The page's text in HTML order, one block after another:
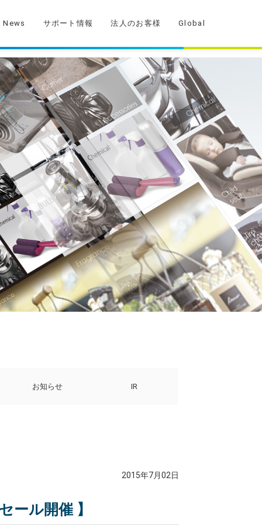
News サポート情報 法人のお客様 Global
お知らせ IR
2015年7月02日
ール開催 】